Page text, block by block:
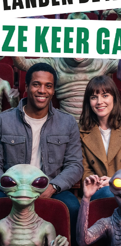
gepraat heb en zag hoe ze zich
je, die scène waar ze in de
je in de film ziet, is de zesde take.
was als wat je ziet in de film. Ik
of hooguit twee. En het is
zaten met zijn zessen in die wagen,
we uitstapten was er niemand
gewerkt. Nu ja, veel. Met
daar doet, dat heb ik nog nooit
dat ze er iets van zichzelf heeft
voorbij het onbewuste gaat. Ik
haar te zien. Maar ik denk ook dat
Tahar en Niels, die als acteur ook
Toen zij het scenario
beschermd. Nooit hun
waren ze daar voor haar. Heel
geeft om met twee acteurs van dat
Het is zoals bij het voetbal of
is goed van bij de eerste take.
acteurs. Doordat ze allebei in
het waterval-effect. Ze hebben
gaan zeggen : alsAudiarder niet
mij. Ik kreeg het constant te
kunnen ons geen slechte film
goed zijn dan in ‘Un
ertoe bijgedragen dat de film de
hebt die een dergelijke
En ze heeft de kans gegrepen.”